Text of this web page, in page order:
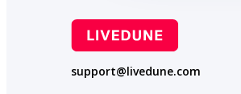
support@livedune.com